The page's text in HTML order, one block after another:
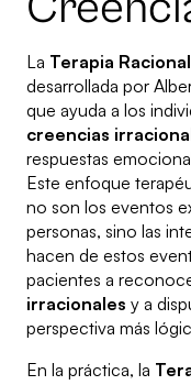
La Terapia
desarrollada por
que ayuda a los
creencias
respuestas
Este enfoque
no son los eventos
personas, sino las
hacen de estos
pacientes a
irracionales y a
perspectiva más
En la práctica, la